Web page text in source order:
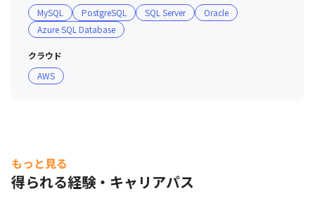
MySQL
PostgreSQL SQL Server
Oracle
Azure SQL Database
クラウド
AWS
もっと見る
得られる経験・キャリアパス